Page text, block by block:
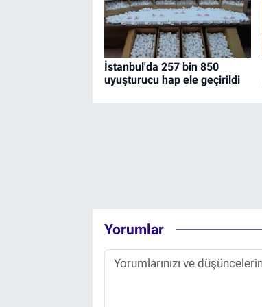
İstanbul'da 257 bin 850
uyuşturucu hap ele geçirildi
Yorumlar